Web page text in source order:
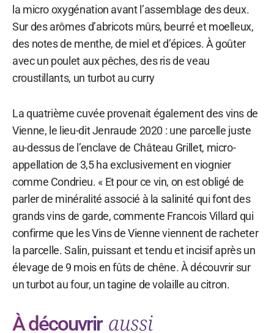
la micro oxygénation avant l’assemblage des deux.
Sur des arômes d’abricots mûrs, beurré et moelleux,
des notes de menthe, de miel et d’épices. À goûter
avec un poulet aux pêches, des ris de veau
croustillants, un turbot au curry
La quatrième cuvée provenait également des vins de
Vienne, le lieu-dit Jenraude 2020 : une parcelle juste
au-dessus de l’enclave de Château Grillet, micro-
appellation de 3,5 ha exclusivement en viognier
comme Condrieu. « Et pour ce vin, on est obligé de
parler de minéralité associé à la salinité qui font des
grands vins de garde, commente Francois Villard qui
confirme que les Vins de Vienne viennent de racheter
la parcelle. Salin, puissant et tendu et incisif après un
élevage de 9 mois en fûts de chêne. À découvrir sur
un turbot au four, un tagine de volaille au citron.
À découvrir aussi